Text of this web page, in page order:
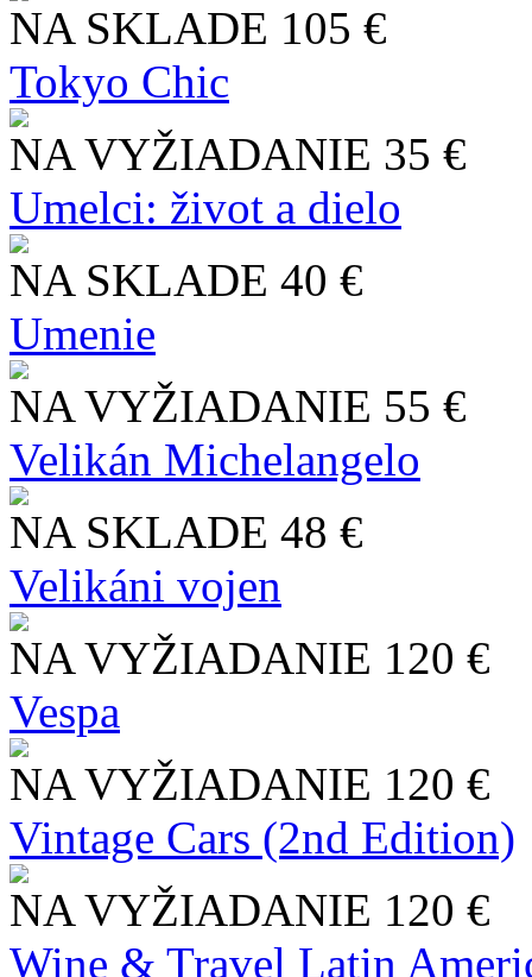
NA SKLADE 105 €
Tokyo Chic
NA VYŽIADANIE 35 €
Umelci: život a dielo
NA SKLADE 40 €
Umenie
NA VYŽIADANIE 55 €
Velikán Michelangelo
NA SKLADE 48 €
Velikáni vojen
NA VYŽIADANIE 120 €
Vespa
NA VYŽIADANIE 120 €
Vintage Cars (2nd Edition)
NA VYŽIADANIE 120 €
Wine & Travel Latin